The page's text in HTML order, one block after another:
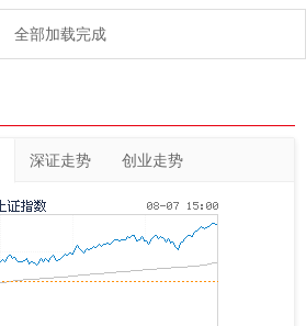
交易之路
全部加载完成
深证走势 创业走势